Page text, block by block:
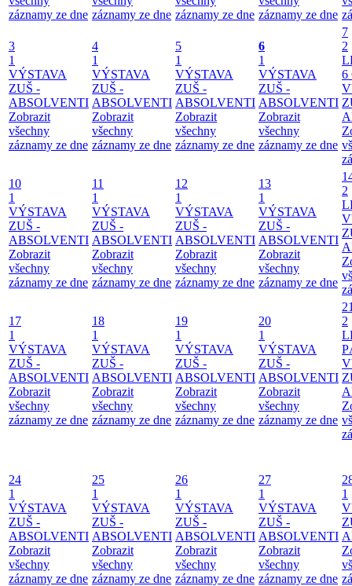
záznamy ze dne záznamy ze dne záznamy ze dne záznamy ze dne
3
1
VÝSTAVA
ZUŠ -
ABSOLVENTI
Zobrazit
všechny
záznamy ze dne
4
1
VÝSTAVA
ZUŠ -
ABSOLVENTI
Zobrazit
všechny
záznamy ze dne
5
1
VÝSTAVA
ZUŠ -
ABSOLVENTI
Zobrazit
všechny
záznamy ze dne
6
1
VÝSTAVA
ZUŠ -
ABSOLVENTI
Zobrazit
všechny
záznamy ze dne
7
2
6
10
1
VÝSTAVA
ZUŠ -
ABSOLVENTI
Zobrazit
všechny
záznamy ze dne
11
1
VÝSTAVA
ZUŠ -
ABSOLVENTI
Zobrazit
všechny
záznamy ze dne
12
1
VÝSTAVA
ZUŠ -
ABSOLVENTI
Zobrazit
všechny
záznamy ze dne
13
1
VÝSTAVA
ZUŠ -
ABSOLVENTI
Zobrazit
všechny
záznamy ze dne
2
17
1
VÝSTAVA
ZUŠ -
ABSOLVENTI
Zobrazit
všechny
záznamy ze dne
18
1
VÝSTAVA
ZUŠ -
ABSOLVENTI
Zobrazit
všechny
záznamy ze dne
19
1
VÝSTAVA
ZUŠ -
ABSOLVENTI
Zobrazit
všechny
záznamy ze dne
20
1
VÝSTAVA
ZUŠ -
ABSOLVENTI
Zobrazit
všechny
záznamy ze dne
2
24
1
VÝSTAVA
ZUŠ -
ABSOLVENTI
Zobrazit
všechny
záznamy ze dne
25
1
VÝSTAVA
ZUŠ -
ABSOLVENTI
Zobrazit
všechny
záznamy ze dne
26
1
VÝSTAVA
ZUŠ -
ABSOLVENTI
Zobrazit
všechny
záznamy ze dne
27
1
VÝSTAVA
ZUŠ -
ABSOLVENTI
Zobrazit
všechny
záznamy ze dne
1